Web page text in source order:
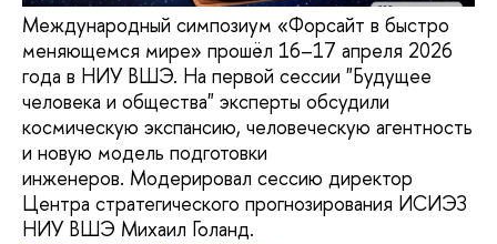
Международный симпозиум «Форсайт в быстро
меняющемся мире» прошёл 16–17 апреля 2026
года в НИУ ВШЭ. На первой сессии "Будущее
человека и общества" эксперты обсудили
космическую экспансию, человеческую агентность
и новую модель подготовки
инженеров. Модерировал сессию директор
Центра стратегического прогнозирования ИСИЭЗ
НИУ ВШЭ Михаил Голанд.